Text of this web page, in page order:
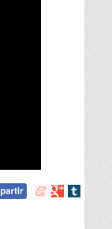
Compartir
Compartir
Compartir